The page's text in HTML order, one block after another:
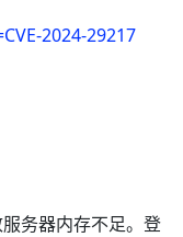
2024-29217
务器内存不足。登